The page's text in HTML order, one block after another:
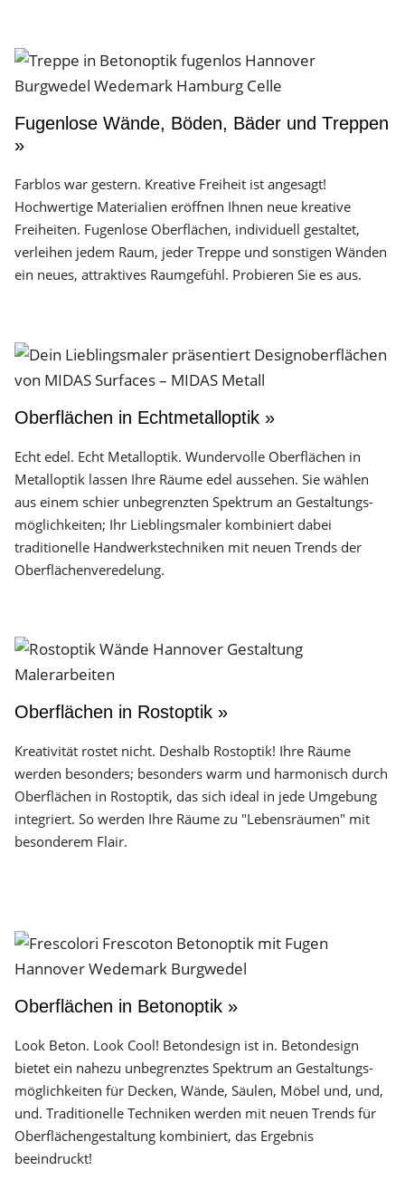
Fugenlose Wände, Böden, Bäder und Treppen
»
Farblos war gestern. Kreative Freiheit ist angesagt!
Hochwertige Materialien eröffnen Ihnen neue kreative
Freiheiten. Fugenlose Oberflächen, individuell gestaltet,
verleihen jedem Raum, jeder Treppe und sonstigen Wänden
ein neues, attraktives Raumgefühl. Probieren Sie es aus.
Oberflächen in Echtmetalloptik »
Echt edel. Echt Metalloptik. Wundervolle Oberflächen in
Metalloptik lassen Ihre Räume edel aussehen. Sie wählen
aus einem schier unbegrenzten Spektrum an Gestaltungs­
möglichkeiten; Ihr Lieblingsmaler kombiniert dabei
traditionelle Handwerks­techniken mit neuen Trends der
Oberflächen­veredelung.
Oberflächen in Rostoptik »
Kreativität rostet nicht. Deshalb Rostoptik! Ihre Räume
werden besonders; besonders warm und harmonisch durch
Oberflächen in Rostoptik, das sich ideal in jede Umgebung
integriert. So werden Ihre Räume zu "Lebensräumen" mit
besonderem Flair.
Oberflächen in Betonoptik »
Look Beton. Look Cool! Betondesign ist in. Betondesign
bietet ein nahezu unbegrenztes Spektrum an Gestaltungs­
möglichkeiten für Decken, Wände, Säulen, Möbel und, und,
und. Traditionelle Techniken werden mit neuen Trends für
Oberflächen­gestaltung kombiniert, das Ergebnis
beeindruckt!